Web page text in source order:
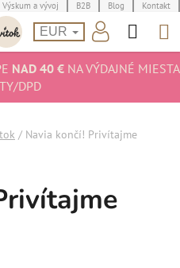
Výskum a vývoj B2B Blog Kontakt
EUR
NAD 40 €NA VÝDAJNÉ MIESTA
DPD
/ Navia končí! Privítajme